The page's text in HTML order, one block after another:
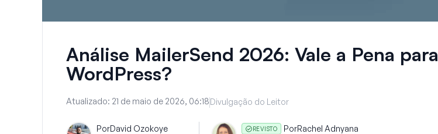
Análise MailerSend 2026: Vale a Pena para
WordPress?
Atualizado: 21 de maio de 2026, 06:18Divulgação do Leitor
PorDavid Ozokoye
REVISTO PorRachel Adnyana